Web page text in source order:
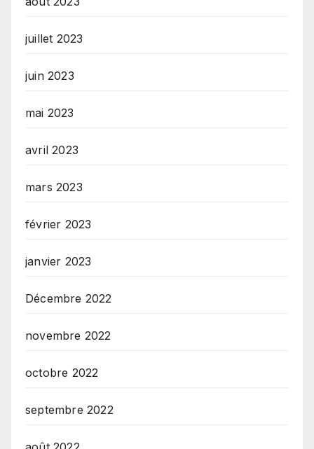
juillet 2023
juin 2023
mai 2023
avril 2023
mars 2023
février 2023
janvier 2023
Décembre 2022
novembre 2022
octobre 2022
septembre 2022